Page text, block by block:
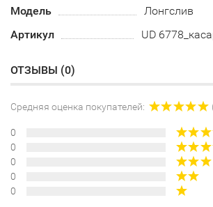
Модель
Лонгслив
Артикул
UD
ОТЗЫВЫ (0)
Средняя оценка покупателей:
0
0
0
0
0